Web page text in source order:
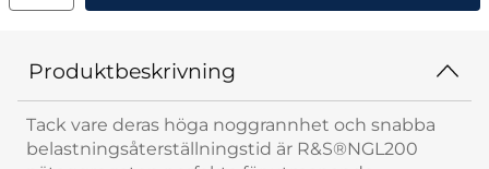
Produktbeskrivning
Tack vare deras höga noggrannhet och snabba
belastningsåterställningstid är R&S®NGL200